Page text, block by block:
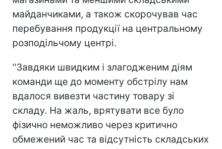
майданчиками, а також скорочував час
перебування продукції на центральному
розподільчому центрі.
''Завдяки швидким і злагодженим діям
команди ще до моменту обстрілу нам
вдалося вивезти частину товару зі
складу. На жаль, врятувати все було
фізично неможливо через критично
обмежений час та відсутність складських